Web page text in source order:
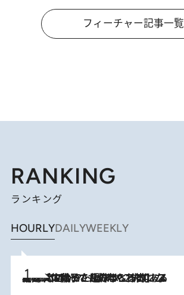
フィーチャー記事一覧
RANKING
ランキング
HOURLYDAILYWEEKLY
2026.8.5
【阿川佐和子さんの年とる力】なぜ70代で始めた趣味は“こんなに楽しい”のか？ ピアノ、俳句…スランプに陥っても続けられる“ある秘訣”とは